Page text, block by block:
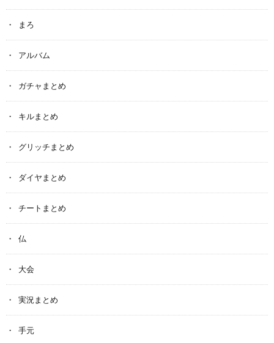
まろ
アルバム
ガチャまとめ
キルまとめ
グリッチまとめ
ダイヤまとめ
チートまとめ
仏
大会
実況まとめ
手元